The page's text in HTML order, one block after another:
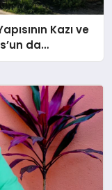
Kazı ve
da